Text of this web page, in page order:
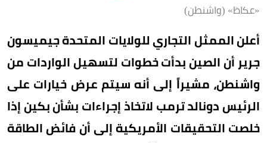
«عكاظ» (واشنطن)
أعلن الممثل التجاري للولايات المتحدة جيميسون
جرير أن الصين بدأت خطوات لتسهيل الواردات من
واشنطن، مشيراً إلى أنه سيتم عرض خيارات على
الرئيس دونالد ترمب لاتخاذ إجراءات بشأن بكين إذا
خلصت التحقيقات الأمريكية إلى أن فائض الطاقة